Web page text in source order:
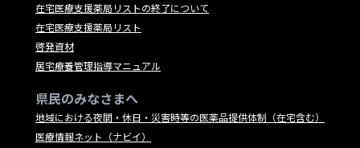
在宅医療支援薬局リストの終了について
在宅医療支援薬局リスト
啓発資材
居宅療養管理指導マニュアル
県民のみなさまへ
地域における夜間・休日・災害時等の医薬品提供体制（在宅含む）
医療情報ネット（ナビイ）